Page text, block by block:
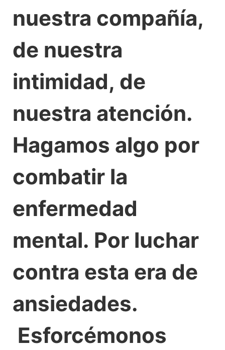
nuestra compañía,
de nuestra
intimidad, de
nuestra atención.
Hagamos algo por
combatir la
enfermedad
mental. Por luchar
contra esta era de
ansiedades.
Esforcémonos